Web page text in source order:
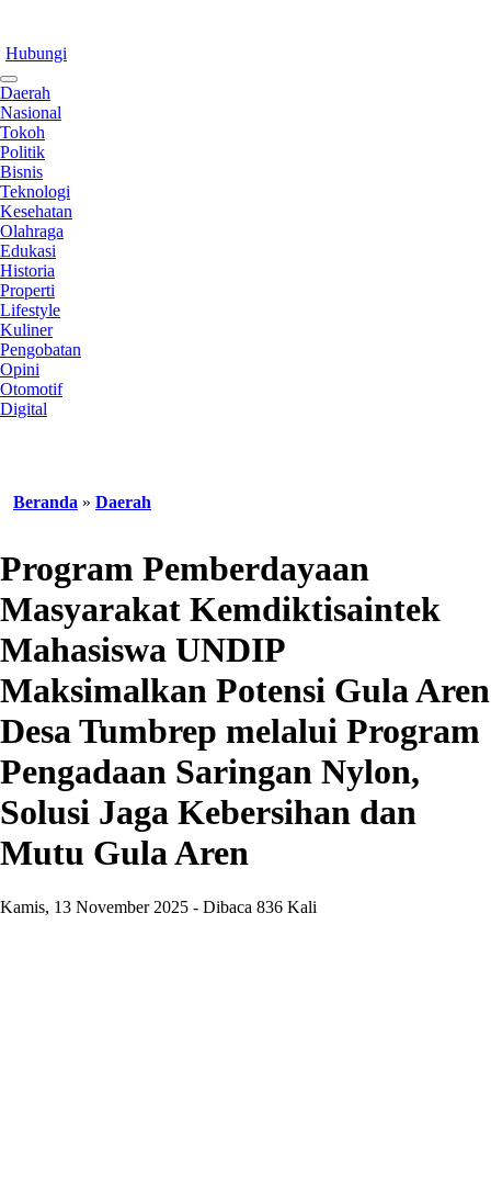
Hubungi
Daerah
Nasional
Tokoh
Politik
Bisnis
Teknologi
Kesehatan
Olahraga
Edukasi
Historia
Properti
Lifestyle
Kuliner
Pengobatan
Opini
Otomotif
Digital
Beranda » Daerah
Program Pemberdayaan
Masyarakat Kemdiktisaintek
Mahasiswa UNDIP
Maksimalkan Potensi Gula Aren
Desa Tumbrep melalui Program
Pengadaan Saringan Nylon,
Solusi Jaga Kebersihan dan
Mutu Gula Aren
Kamis, 13 November 2025 - Dibaca 836 Kali